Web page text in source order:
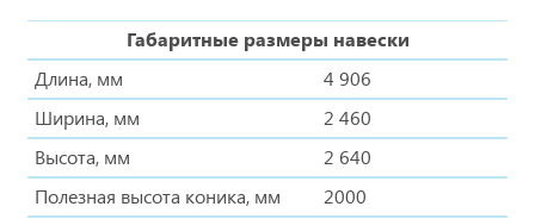
Габаритные размеры навески
Длина, мм
4 906
Ширина, мм
2 460
Высота, мм
2 640
Полезная высота коника, мм
2000